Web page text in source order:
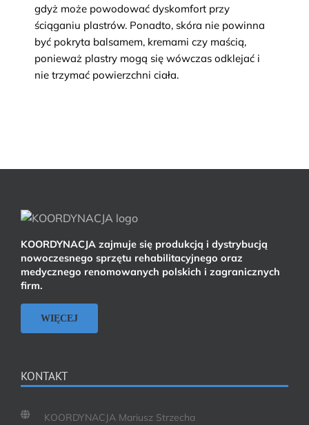
gdyż może powodować dyskomfort przy
ściąganiu plastrów. Ponadto, skóra nie powinna
być pokryta balsamem, kremami czy maścią,
ponieważ plastry mogą się wówczas odklejać i
nie trzymać powierzchni ciała.
KOORDYNACJA zajmuje się produkcją i dystrybucją
nowoczesnego sprzętu rehabilitacyjnego oraz
medycznego renomowanych polskich i zagranicznych
firm.
WIĘCEJ
KONTAKT
KOORDYNACJA Mariusz Strzecha